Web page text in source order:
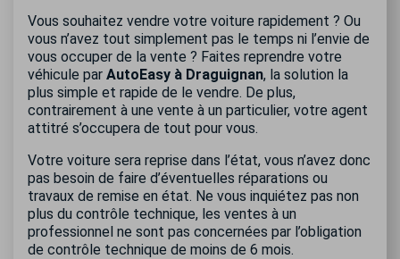
Vous souhaitez vendre votre voiture rapidement ? Ou
vous n’avez tout simplement pas le temps ni l’envie de
vous occuper de la vente ? Faites reprendre votre
véhicule par AutoEasy à Draguignan, la solution la
plus simple et rapide de le vendre. De plus,
contrairement à une vente à un particulier, votre agent
attitré s’occupera de tout pour vous.
Votre voiture sera reprise dans l’état, vous n’avez donc
pas besoin de faire d’éventuelles réparations ou
travaux de remise en état. Ne vous inquiétez pas non
plus du contrôle technique, les ventes à un
professionnel ne sont pas concernées par l’obligation
de contrôle technique de moins de 6 mois.